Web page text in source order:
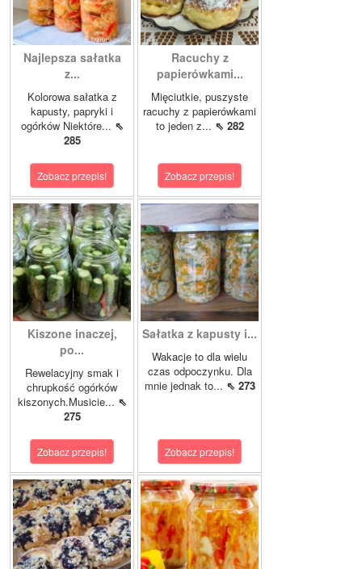
Najlepsza sałatka
z...
Kolorowa sałatka z
kapusty, papryki i
ogórków Niektóre... ⇖
285
Zobacz przepis!
Racuchy z
papierówkami...
Mięciutkie, puszyste
racuchy z papierówkami
to jeden z... ⇖ 282
Zobacz przepis!
Kiszone inaczej,
po...
Rewelacyjny smak i
chrupkość ogórków
kiszonych.Musicie... ⇖
275
Zobacz przepis!
Sałatka z kapusty i...
Wakacje to dla wielu
czas odpoczynku. Dla
mnie jednak to... ⇖ 273
Zobacz przepis!